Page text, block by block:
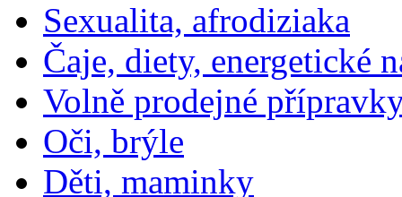
Sexualita, afrodiziaka
Čaje, diety, energetické
Volně prodejné
Oči, brýle
Děti, maminky